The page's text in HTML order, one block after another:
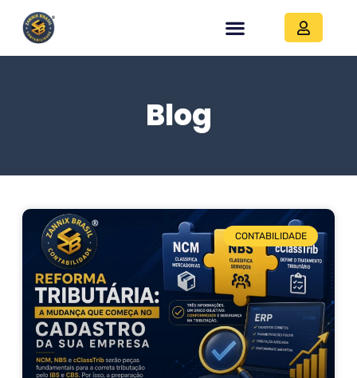
Blog
CONTABILIDADE